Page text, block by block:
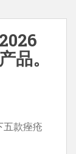
品。
五款痤疮